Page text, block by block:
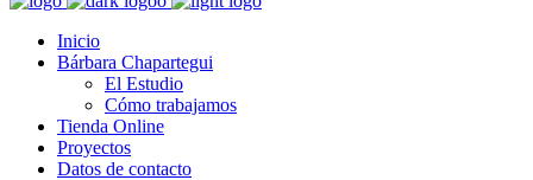
Inicio
Bárbara Chapartegui
El Estudio
Cómo trabajamos
Tienda Online
Proyectos
Datos de contacto